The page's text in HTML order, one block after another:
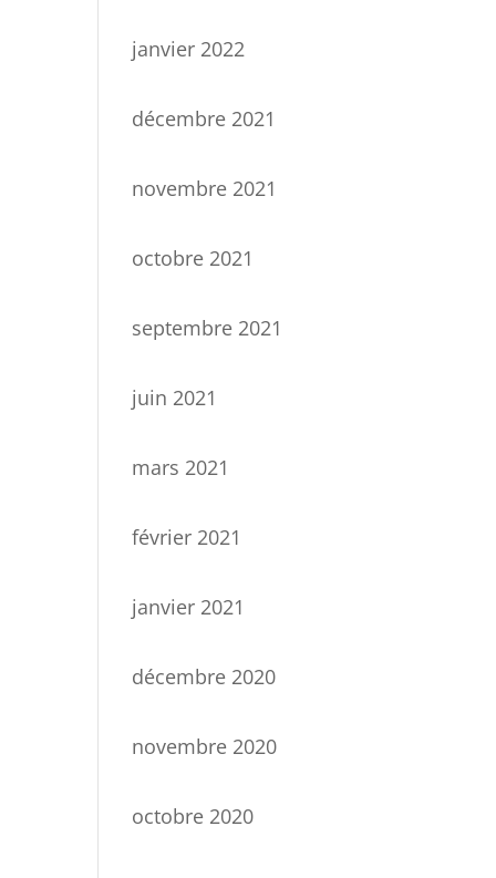
janvier 2022
décembre 2021
novembre 2021
octobre 2021
septembre 2021
juin 2021
mars 2021
février 2021
janvier 2021
décembre 2020
novembre 2020
octobre 2020